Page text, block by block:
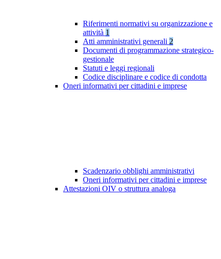
Riferimenti normativi su organizzazione e
attività 1
Atti amministrativi generali 2
Documenti di programmazione strategico-
gestionale
Statuti e leggi regionali
Codice disciplinare e codice di condotta
Oneri informativi per cittadini e imprese
Scadenzario obblighi amministrativi
Oneri informativi per cittadini e imprese
Attestazioni OIV o struttura analoga